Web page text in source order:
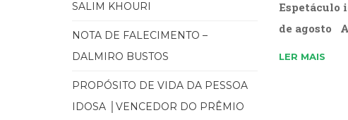
Espetáculo
de agosto
LER MAIS
SALIM KHOURI
NOTA DE FALECIMENTO –
DALMIRO BUSTOS
PROPÓSITO DE VIDA DA PESSOA
IDOSA │VENCEDOR DO PRÊMIO